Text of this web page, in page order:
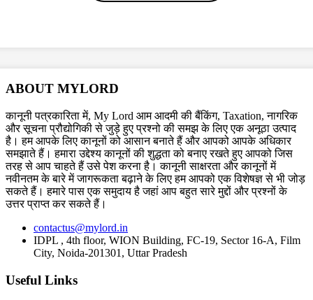
इस वीडियो में अतुल अपने बेटे की कस्टडी मां-बाप को सौंपने की मांग की है और उसे
वीडियो के साथ 23 पन्नों का एक सुसाइड नोट भी छोड़ा है.
Topics
Men Harassment Domestic Violence Case Dowry laws suicide
Supreme Court
Trending in Hindi
ABOUT MYLORD
कानूनी पत्रकारिता में, My Lord आम आदमी की बैंकिंग, Taxation, नागरिक
और सूचना प्रौद्योगिकी से जुड़े हुए प्रश्नो की समझ के लिए एक अनूठा उत्पाद
है। हम आपके लिए कानूनों को आसान बनाते हैं और आपको आपके अधिकार
समझाते हैं। हमारा उद्देश्य कानूनों की शुद्धता को बनाए रखते हुए आपको जिस
तरह से आप चाहते हैं उसे पेश करना है। कानूनी साक्षरता और कानूनों में
नवीनतम के बारे में जागरूकता बढ़ाने के लिए हम आपको एक विशेषज्ञ से भी जोड़
सकते हैं। हमारे पास एक समुदाय है जहां आप बहुत सारे मुद्दों और प्रश्नों के
उत्तर प्राप्त कर सकते हैं।
contactus@mylord.in
IDPL , 4th floor, WION Building, FC-19, Sector 16-A, Film
City, Noida-201301, Uttar Pradesh
Useful Links